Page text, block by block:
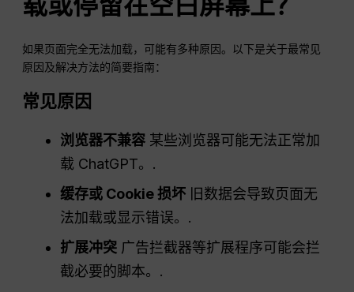
如果页面完全无法加载，可能有多种原因。以下是关于最常见
原因及解决方法的简要指南：
常见原因
浏览器不兼容 某些浏览器可能无法正常加
载 ChatGPT。.
缓存或 Cookie 损坏 旧数据会导致页面无
法加载或显示错误。.
扩展冲突 广告拦截器等扩展程序可能会拦
截必要的脚本。.